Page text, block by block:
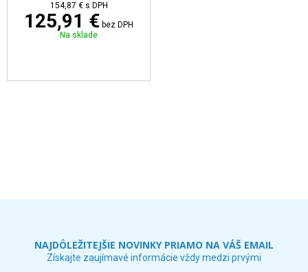
154,87 € s DPH
125,91 € bez DPH
Na sklade
NAJDÔLEŽITEJŠIE NOVINKY PRIAMO NA VÁŠ EMAIL
Získajte zaujímavé informácie vždy medzi prvými